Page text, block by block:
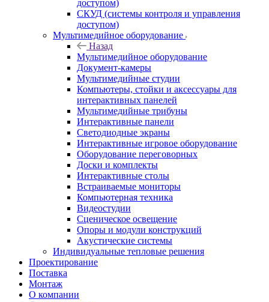
доступом)
СКУД (системы контроля и управления
доступом)
Мультимедийное оборудование
Назад
Мультимедийное оборудование
Документ-камеры
Мультимедийные студии
Компьютеры, стойки и аксессуары для
интерактивных панелей
Мультимедийные трибуны
Интерактивные панели
Светодиодные экраны
Интерактивные игровое оборудование
Оборудование переговорных
Доски и комплекты
Интерактивные столы
Встраиваемые мониторы
Компьютерная техника
Видеостудии
Cценическое освещение
Опоры и модули конструкций
Акустические системы
Индивидуальные тепловые решения
Проектирование
Поставка
Монтаж
О компании